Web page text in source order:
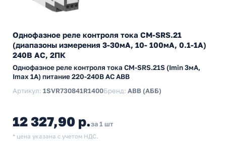
Однофазное реле контроля тока CM-SRS.21
(диапазоны измерения 3-30мА, 10- 100мА, 0.1-1А)
240В AC, 2ПК
Однофазное реле контроля тока CM-SRS.21S (Imin 3мА,
Imax 1A) питание 220-240В AC ABB
Артикул: 1SVR730841R1400Бренд: ABB (АББ)
12 327,90 р.за 1 шт
* цена указана с учетом НДС.